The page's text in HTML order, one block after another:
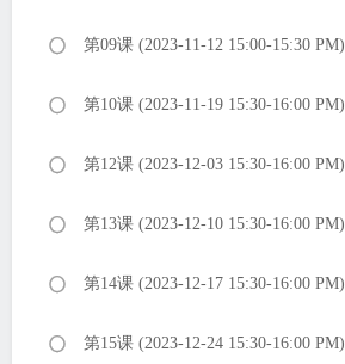
第09课 (2023-11-12 15:00-15:30 PM)
第10课 (2023-11-19 15:30-16:00 PM)
第12课 (2023-12-03 15:30-16:00 PM)
第13课 (2023-12-10 15:30-16:00 PM)
第14课 (2023-12-17 15:30-16:00 PM)
第15课 (2023-12-24 15:30-16:00 PM)